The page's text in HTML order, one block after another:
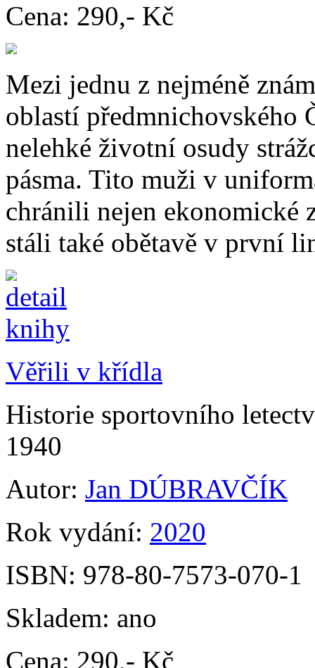
Cena: 290,- Kč
Mezi jednu z nejméně
oblastí předmnichovského
nelehké životní osudy
pásma. Tito muži v
chránili nejen ekonomické
stáli také obětavě v první
Věřili v křídla
Historie sportovního
1940
Autor: Jan DÚBRAVČÍK
Rok vydání: 2020
ISBN: 978-80-7573-070-1
Skladem: ano
Cena: 290,- Kč